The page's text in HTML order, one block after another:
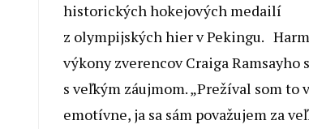
historických hokejových medailí
z olympijských hier v Pekingu.
výkony zverencov Craiga Ramsayho
s veľkým záujmom. „Prežíval som to
emotívne, ja sa sám považujem za